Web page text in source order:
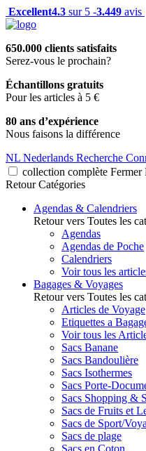
Excellent4.3 sur 5 -3.449 avis
650.000 clients satisfaits
Serez-vous le prochain?
Échantillons gratuits
Pour les articles à 5 €
80 ans d’expérience
Nous faisons la différence
NL Nederlands Recherche
collection complète Fermer
Retour Catégories
Agendas & Calendriers
Retour vers Toutes les
Agendas
Agendas de Poche
Calendriers
Voir tous les
Bagages & Voyages
Retour vers Toutes les
Articles de Voyage
Etiquettes a
Voir tous les
Sacs Banane
Sacs Bandoulière
Sacs Isothermes
Sacs Porte-
Sacs Shopping &
Sacs de Fruits et
Sacs de Sport/
Sacs de plage
Sacs en Coton